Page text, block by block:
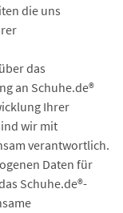
die uns
das
an Schuhe.de®
Ihrer
wir mit
verantwortlich.
Daten für
Schuhe.de®-